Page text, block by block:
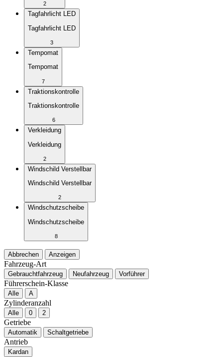
2
Tagfahrlicht LED
Tagfahrlicht LED
3
Tempomat
Tempomat
7
Traktionskontrolle
Traktionskontrolle
6
Verkleidung
Verkleidung
2
Windschild Verstellbar
Windschild Verstellbar
2
Windschutzscheibe
Windschutzscheibe
8
Abbrechen Anzeigen
Fahrzeug-Art
Gebrauchtfahrzeug Neufahrzeug Vorführer
Führerschein-Klasse
Alle A
Zylinderanzahl
Alle 0 2
Getriebe
Automatik Schaltgetriebe
Antrieb
Kardan